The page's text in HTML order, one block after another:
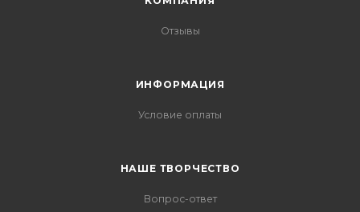
Отзывы
ИНФОРМАЦИЯ
Условие оплаты
НАШЕ ТВОРЧЕСТВО
Вопрос-ответ